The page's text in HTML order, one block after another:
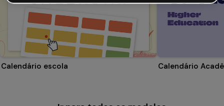
Calendário escola